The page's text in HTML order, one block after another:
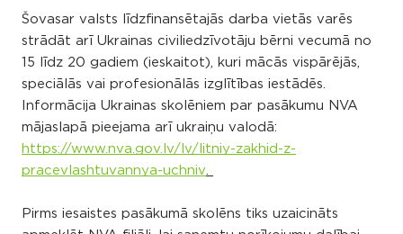
Šovasar valsts līdzfinansētajās darba vietās varēs
strādāt arī Ukrainas civiliedzīvotāju bērni vecumā no
15 līdz 20 gadiem (ieskaitot), kuri mācās vispārējās,
speciālās vai profesionālās izglītības iestādēs.
Informācija Ukrainas skolēniem par pasākumu NVA
mājaslapā pieejama arī ukraiņu valodā:
https://www.nva.gov.lv/lv/litniy-zakhid-z-
pracevlashtuvannya-uchniv
Pirms iesaistes pasākumā skolēns tiks uzaicināts